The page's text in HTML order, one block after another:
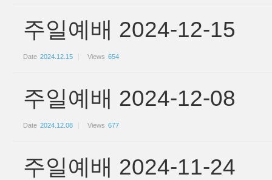
주일예배 2024-12-15
Date 2024.12.15 Views 654
주일예배 2024-12-08
Date 2024.12.08 Views 677
주일예배 2024-11-24